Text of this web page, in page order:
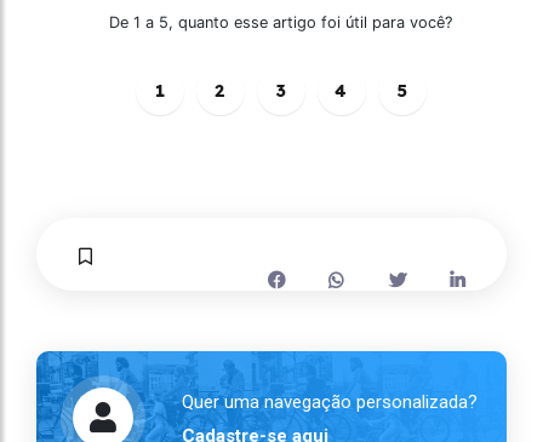
De 1 a 5, quanto esse artigo foi útil para você?
1 2 3 4 5
Quer uma navegação personalizada?
Cadastre-se aqui